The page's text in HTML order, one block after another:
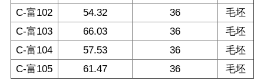
C-富102
54.32 36
毛坯
C-富103
66.03 36
毛坯
C-富104
57.53 36
毛坯
C-富105
61.47 36
毛坯